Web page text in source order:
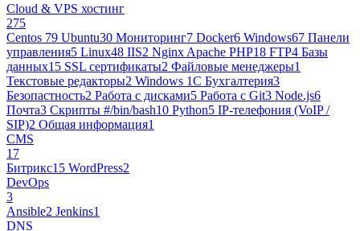
Cloud & VPS хостинг
275
Centos 79 Ubuntu30 Мониторинг7 Docker6 Windows67 Панели
управления5 Linux48 IIS2 Nginx Apache PHP18 FTP4 Базы
данных15 SSL сертификаты2 Файловые менеджеры1
Текстовые редакторы2 Windows 1С Бухгалтерия3
Безопастность2 Работа с дисками5 Работа с Git3 Node.js6
Почта3 Cкрипты #/bin/bash10 Python5 IP-телефония (VoIP /
SIP)2 Общая информация1
CMS
17
Битрикс15 WordPress2
DevOps
3
Ansible2 Jenkins1
DNS